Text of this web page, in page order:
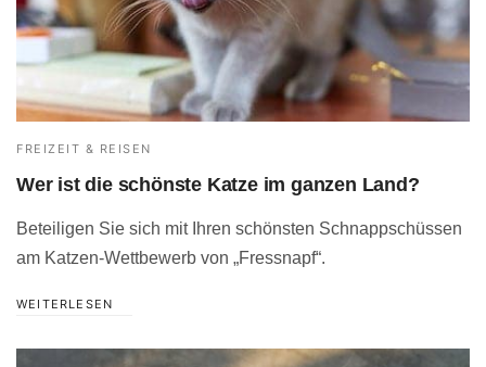
FREIZEIT & REISEN
Wer ist die schönste Katze im ganzen Land?
Beteiligen Sie sich mit Ihren schönsten Schnappschüssen
am Katzen-Wettbewerb von „Fressnapf“.
WEITERLESEN